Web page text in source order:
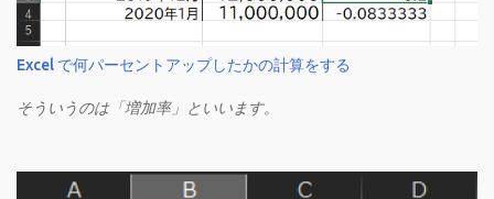
Excel で何パーセントアップしたかの計算をする
そういうのは「増加率」といいます。